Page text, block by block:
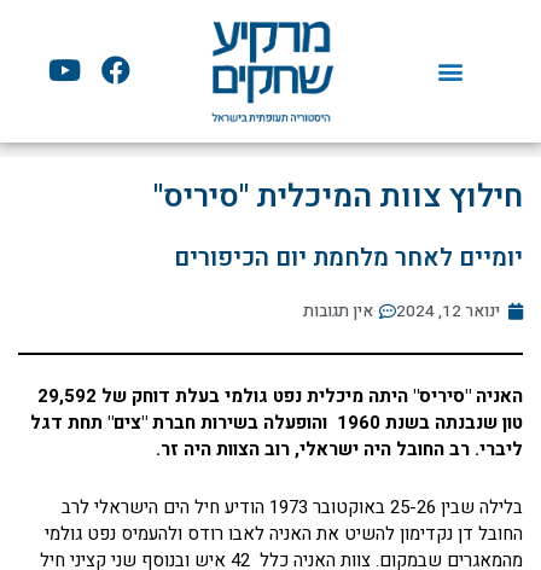
F
a
e
Y
o
t
חילוץ צוות המיכלית "סיריס"
יומיים לאחר מלחמת יום הכיפורים
ינואר 12, 2024 אין תגובות
האניה "סיריס" היתה מיכלית נפט גולמי בעלת דוחק של 29,592
טון שנבנתה בשנת 1960 והופעלה בשירות חברת "צים" תחת דגל
ליברי. רב החובל היה ישראלי, רוב הצוות היה זר.
בלילה שבין 25-26 באוקטובר 1973 הודיע חיל הים הישראלי לרב
החובל דן נקדימון להשיט את האניה לאבו רודס ולהעמיס נפט גולמי
מהמאגרים שבמקום. צוות האניה כלל 42 איש ובנוסף שני קציני חיל